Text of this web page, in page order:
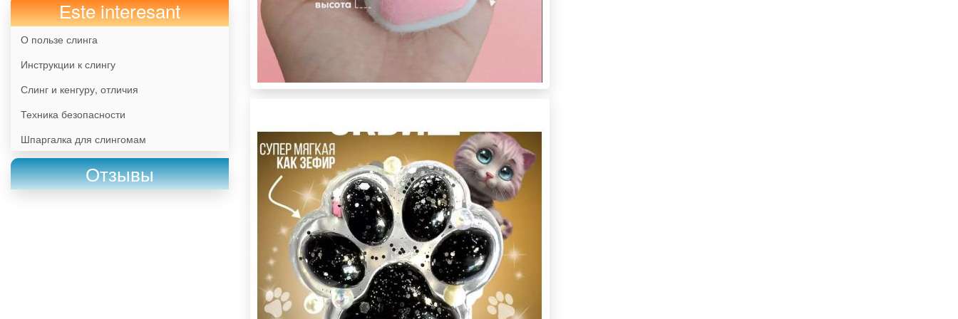
Еste interesant
О пользе слинга
Инструкции к слингу
Слинг и кенгуру, отличия
Техника безопасности
Шпаргалка для слингомам
Отзывы